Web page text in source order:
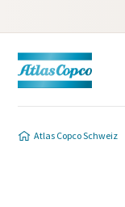
Atlas Copco Schweiz